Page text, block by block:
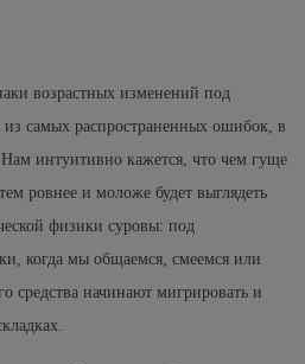
возрастных изменений под
самых распространенных ошибок, в
интуитивно кажется, что чем гуще
ровнее и моложе будет выглядеть
физики суровы: под
когда мы общаемся, смеемся или
средства начинают мигрировать и